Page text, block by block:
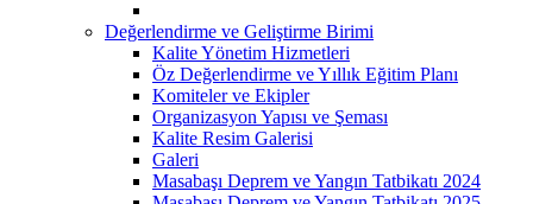
Değerlendirme ve Geliştirme Birimi
Kalite Yönetim Hizmetleri
Öz Değerlendirme ve Yıllık Eğitim Planı
Komiteler ve Ekipler
Organizasyon Yapısı ve Şeması
Kalite Resim Galerisi
Galeri
Masabaşı Deprem ve Yangın Tatbikatı 2024